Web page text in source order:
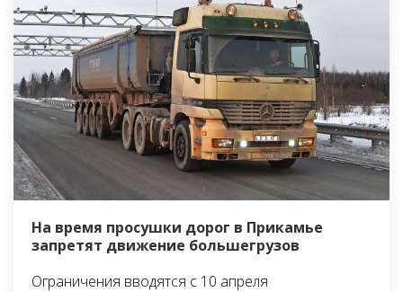
На время просушки дорог в Прикамье
запретят движение большегрузов
Ограничения вводятся с 10 апреля